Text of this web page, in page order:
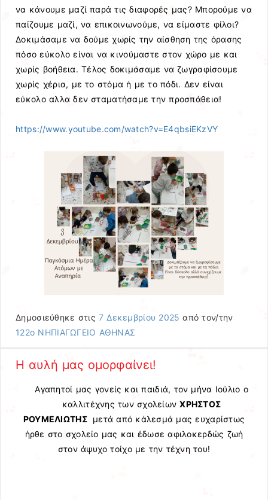
να κάνουμε μαζί παρά τις διαφορές μας? Μπορούμε να
παίζουμε μαζί, να επικοινωνούμε, να είμαστε φίλοι?
Δοκιμάσαμε να δούμε χωρίς την αίσθηση της όρασης
πόσο εύκολο είναι να κινούμαστε στον χώρο με και
χωρίς βοήθεια. Τέλος δοκιμάσαμε να ζωγραφίσουμε
χωρίς χέρια, με το στόμα ή με το πόδι. Δεν είναι
εύκολο αλλα δεν σταματήσαμε την προσπάθεια!
https://www.youtube.com/watch?v=E4qbsiEKzVY
Δημοσιεύθηκε στις 7 Δεκεμβρίου 2025 από τον/την
122ο ΝΗΠΙΑΓΩΓΕΙΟ ΑΘΗΝΑΣ
H αυλή μας ομορφαίνει!
Αγαπητοί μας γονείς και παιδιά, τον μήνα Ιούλιο ο
καλλιτέχνης των σχολείωνΧΡΗΣΤΟΣ
ΡΟΥΜΕΛΙΩΤΗΣ μετά από κάλεσμά μας ευχαρίστως
ήρθε στο σχολείο μας και έδωσε αφιλοκερδώς ζωή
στον άψυχο τοίχο με την τέχνη του!